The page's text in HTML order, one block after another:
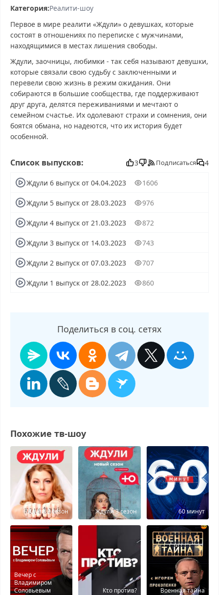
Категория:Реалити-шоу
Первое в мире реалити «Ждули» о девушках, которые
состоят в отношениях по переписке с мужчинами,
находящимися в местах лишения свободы.
Ждули, заочницы, любимки - так себя называют девушки,
которые связали свою судьбу с заключенными и
перевели свою жизнь в режим ожидания. Они
собираются в большие сообщества, где поддерживают
друг друга, делятся переживаниями и мечтают о
семейном счастье. Их одолевают страхи и сомнения, они
боятся обмана, но надеются, что их история будет
особенной.
онлайн, Ждули последний выпуск, смотреть Ждули
выпуск онлайн, Ждули эфир, Ждули прямо сейчас, Ждули
программа Ждули, смотреть Ждули онлайн, самое
онлайн Ждули, ток шоу Ждули, смотреть программу
Список выпусков: 3 Подписаться 4
Ждули 6 выпуск от 04.04.2023 1606
Ждули 5 выпуск от 28.03.2023 976
Ждули 4 выпуск от 21.03.2023 872
Ждули 3 выпуск от 14.03.2023 743
Ждули 2 выпуск от 07.03.2023 707
Ждули 1 выпуск от 28.02.2023 860
Поделиться в соц. сетях
Похожие тв-шоу
Ждули 2 сезон Ждули 3 сезон 60 минут
Вечер с
Владимиром
Соловьевым
Кτо против? Военная тайна